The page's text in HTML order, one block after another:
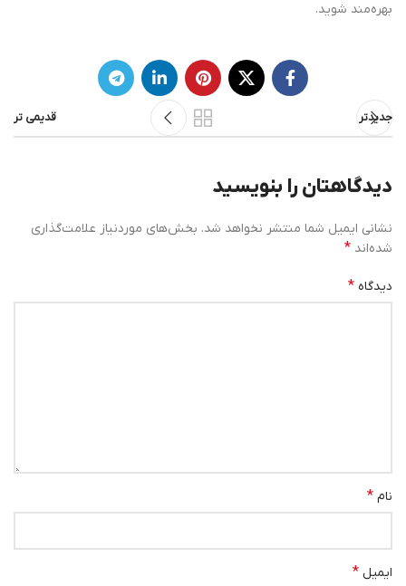
بهره‌مند شوید.
جدیدتر قدیمی تر
دیدگاهتان را بنویسید
نشانی ایمیل شما منتشر نخواهد شد. بخش‌های موردنیاز علامت‌گذاری
شده‌اند *
دیدگاه *
نام *
ایمیل *